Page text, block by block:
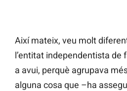
Així mateix, veu molt
l’entitat independentista de
a avui, perquè agrupava
alguna cosa que –ha